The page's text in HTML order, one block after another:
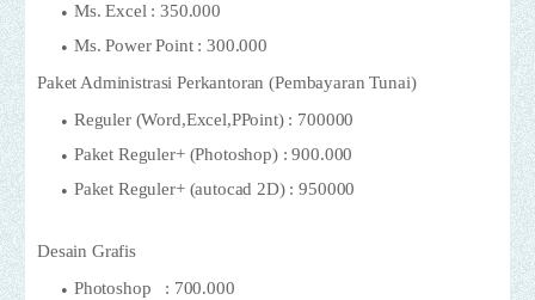
Ms. Excel : 350.000
Ms. Power Point : 300.000
Paket Administrasi Perkantoran (Pembayaran Tunai)
Reguler (Word,Excel,PPoint) : 700000
Paket Reguler+ (Photoshop) : 900.000
Paket Reguler+ (autocad 2D) : 950000
Desain Grafis
Photoshop : 700.000